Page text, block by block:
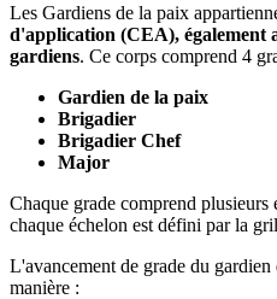
Les Gardiens de la paix
d'application (CEA), également
gardiens. Ce corps comprend 4
Gardien de la paix
Brigadier
Brigadier Chef
Major
Chaque grade comprend plusieurs
chaque échelon est défini par la
L'avancement de grade du
manière :